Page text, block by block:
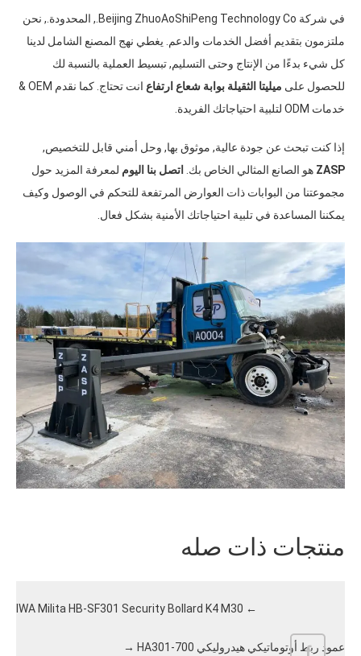
في شركة Beijing ZhuoAoShiPeng Technology Co., المحدودة., نحن
ملتزمون بتقديم أفضل الخدمات والدعم. يغطي نهج المصنع الشامل لدينا
كل شيء بدءًا من الإنتاج وحتى التسليم, تبسيط العملية بالنسبة لك
للحصول على ميليتا الثقيلة بوابة شعاع ارتفاع
انت تحتاج. كما نقدم OEM &
خدمات ODM لتلبية احتياجاتك الفريدة.
إذا كنت تبحث عن جودة عالية, موثوق بها, وحل أمني قابل للتخصيص,
ZASP هو الصانع المثالي الخاص بك. اتصل بنا اليوم لمعرفة المزيد حول
مجموعتنا من البوابات ذات العوارض المرتفعة للتحكم في الوصول وكيف
يمكننا المساعدة في تلبية احتياجاتك الأمنية بشكل فعال.
منتجات ذات صله
←
IWA Milita HB-SF301 Security Bollard K4 M30
عمود ربط أوتوماتيكي هيدروليكي HA301-700 →